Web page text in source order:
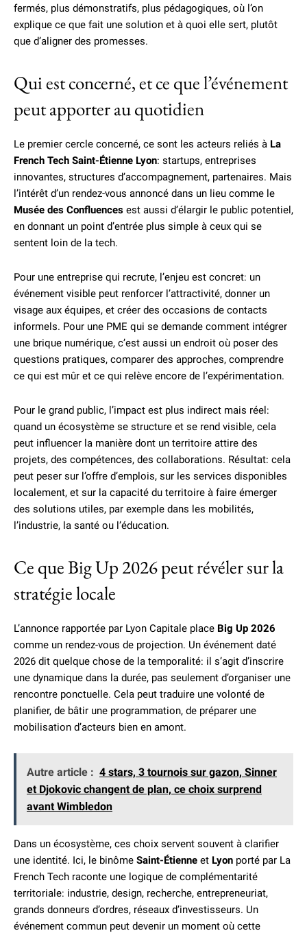
fermés, plus démonstratifs, plus pédagogiques, où l’on
explique ce que fait une solution et à quoi elle sert, plutôt
que d’aligner des promesses.
Qui est concerné, et ce que l’événement
peut apporter au quotidien
Le premier cercle concerné, ce sont les acteurs reliés à La
French Tech Saint-Étienne Lyon: startups, entreprises
innovantes, structures d’accompagnement, partenaires. Mais
l’intérêt d’un rendez-vous annoncé dans un lieu comme le
Musée des Confluences est aussi d’élargir le public potentiel,
en donnant un point d’entrée plus simple à ceux qui se
sentent loin de la tech.
Pour une entreprise qui recrute, l’enjeu est concret: un
événement visible peut renforcer l’attractivité, donner un
visage aux équipes, et créer des occasions de contacts
informels. Pour une PME qui se demande comment intégrer
une brique numérique, c’est aussi un endroit où poser des
questions pratiques, comparer des approches, comprendre
ce qui est mûr et ce qui relève encore de l’expérimentation.
Pour le grand public, l’impact est plus indirect mais réel:
quand un écosystème se structure et se rend visible, cela
peut influencer la manière dont un territoire attire des
projets, des compétences, des collaborations. Résultat: cela
peut peser sur l’offre d’emplois, sur les services disponibles
localement, et sur la capacité du territoire à faire émerger
des solutions utiles, par exemple dans les mobilités,
l’industrie, la santé ou l’éducation.
Ce que Big Up 2026 peut révéler sur la
stratégie locale
L’annonce rapportée par Lyon Capitale place Big Up 2026
comme un rendez-vous de projection. Un événement daté
2026 dit quelque chose de la temporalité: il s’agit d’inscrire
une dynamique dans la durée, pas seulement d’organiser une
rencontre ponctuelle. Cela peut traduire une volonté de
planifier, de bâtir une programmation, de préparer une
mobilisation d’acteurs bien en amont.
Autre article : 4 stars, 3 tournois sur gazon, Sinner
et Djokovic changent de plan, ce choix surprend
avant Wimbledon
Dans un écosystème, ces choix servent souvent à clarifier
une identité. Ici, le binôme Saint-Étienne et Lyon porté par La
French Tech raconte une logique de complémentarité
territoriale: industrie, design, recherche, entrepreneuriat,
grands donneurs d’ordres, réseaux d’investisseurs. Un
événement commun peut devenir un moment où cette